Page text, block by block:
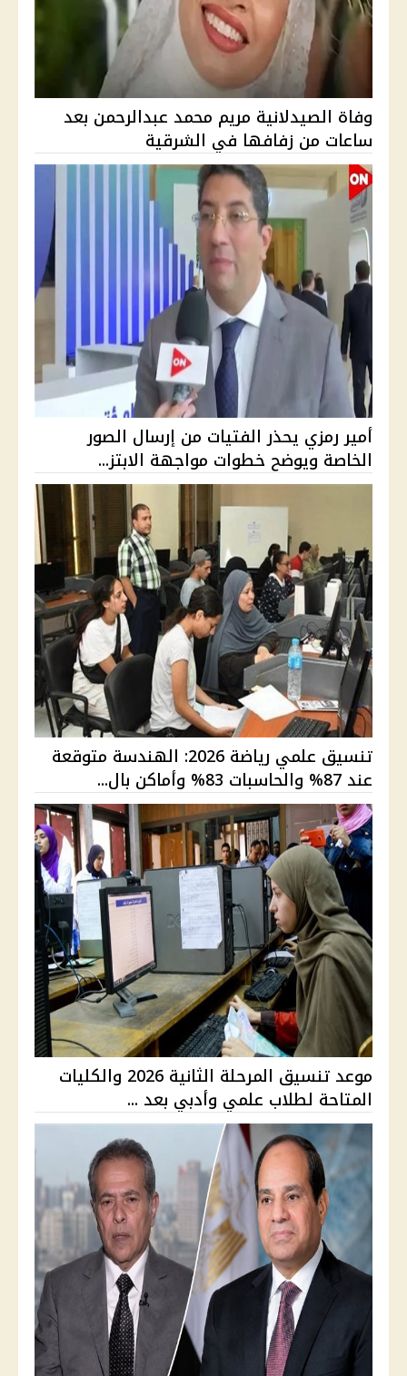
وفاة الصيدلانية مريم محمد عبدالرحمن بعد
ساعات من زفافها في الشرقية
أمير رمزي يحذر الفتيات من إرسال الصور
الخاصة ويوضح خطوات مواجهة الابتز...
تنسيق علمي رياضة 2026: الهندسة متوقعة
عند 87% والحاسبات 83% وأماكن بال...
موعد تنسيق المرحلة الثانية 2026 والكليات
المتاحة لطلاب علمي وأدبي بعد ...